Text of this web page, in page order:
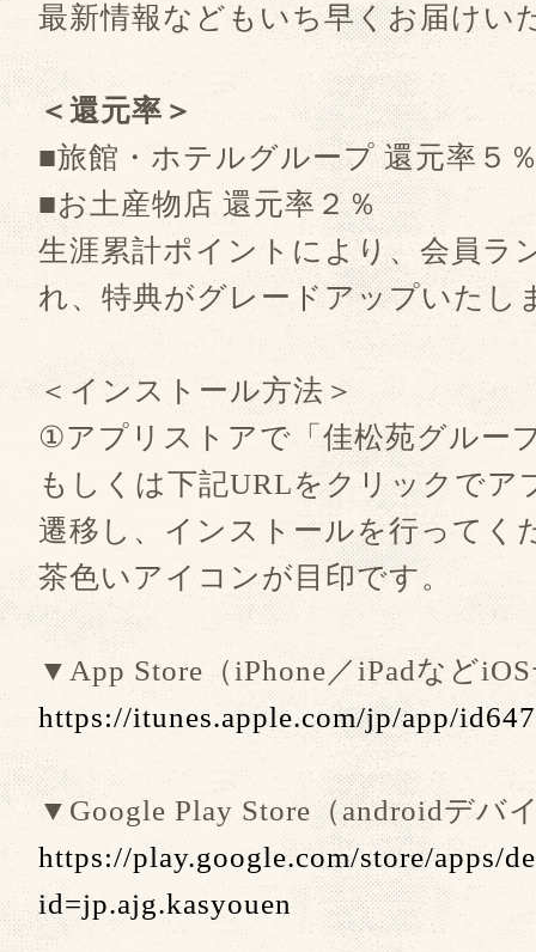
最新情報などもいち早くお届けい
＜還元率＞
■旅館・ホテルグループ 還元率５
■お土産物店 還元率２％
生涯累計ポイントにより、会員ラ
れ、特典がグレードアップいたし
＜インストール方法＞
①アプリストアで「佳松苑グルー
もしくは下記URLをクリックでア
遷移し、インストールを行ってく
茶色いアイコンが目印です。
▼App Store（iPhone／iPadなど
https://itunes.apple.com/jp/app/
▼Google Play Store（androidデバ
https://play.google.com/store/apps/
id=jp.ajg.kasyouen